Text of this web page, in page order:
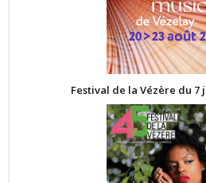
Festival de la Vézère du 7